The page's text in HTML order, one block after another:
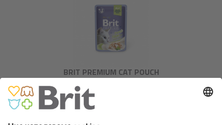
BRIT PREMIUM CAT POUCH
WITH TROUT FILLETS IN JELLY
FOR ADULT CATS